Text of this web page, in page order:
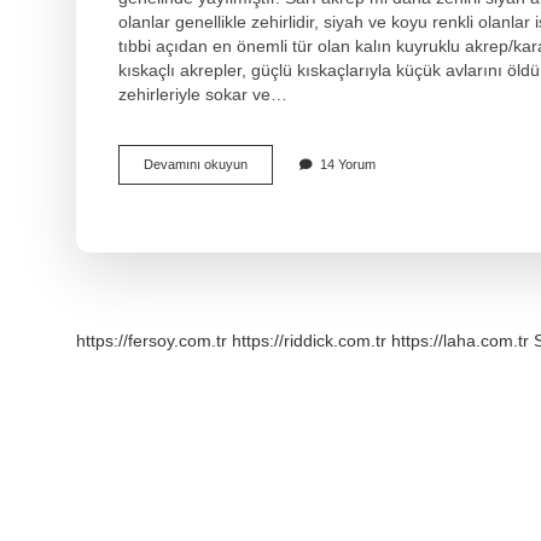
olanlar genellikle zehirlidir, siyah ve koyu renkli
tıbbi açıdan en önemli tür olan kalın kuyruklu akrep/
kıskaçlı akrepler, güçlü kıskaçlarıyla küçük avlarını
zehirleriyle sokar ve…
Devamını okuyunEn
Zehirli
14 Yorum
https://fersoy.com.tr https://riddick.com.tr https://laha.com.tr